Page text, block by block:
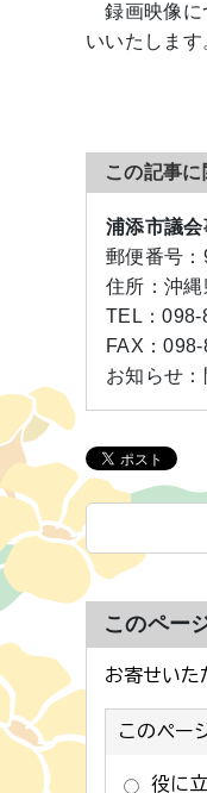
録画映像に
いいたします
この記事
浦添市議会
郵便番号：
住所： 沖縄
TEL：098-
FAX：098-
お知らせ：
このペー